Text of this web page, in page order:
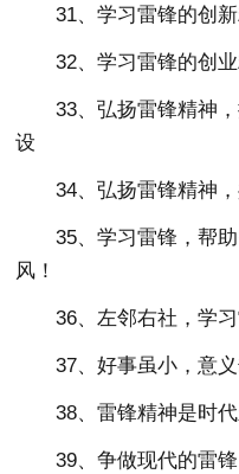
31、学习雷锋的创新
32、学习雷锋的创业
33、弘扬雷锋精神，
设
34、弘扬雷锋精神，
35、学习雷锋，帮助
风！
36、左邻右社，学习
37、好事虽小，意义
38、雷锋精神是时代
39、争做现代的雷锋